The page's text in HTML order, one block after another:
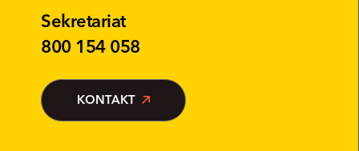
Sekretariat
800 154 058
KONTAKT